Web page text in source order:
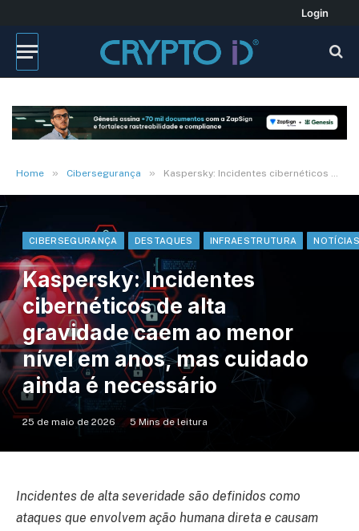
Login
Home » Cibersegurança » Kaspersky: Incidentes cibernéticos de alta gravidade caem ao menor nível em anos, mas cuidado ainda é necessário
CIBERSEGURANÇA DESTAQUES INFRAESTRUTURA NOTÍCIAS
Kaspersky: Incidentes
cibernéticos de alta
gravidade caem ao menor
nível em anos, mas cuidado
ainda é necessário
25 de maio de 2026 5 Mins de leitura
Incidentes de alta severidade são definidos como
ataques que envolvem ação humana direta e causam